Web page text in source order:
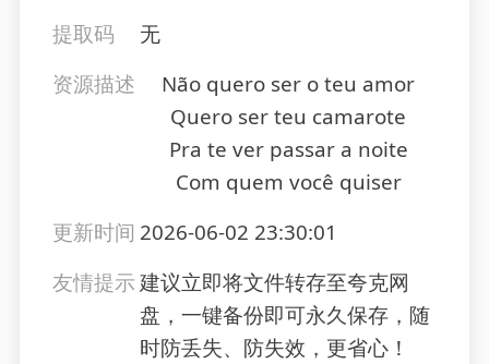
提取码
无
资源描述
Não quero ser o teu amor
Quero ser teu camarote
Pra te ver passar a noite
Com quem você quiser
更新时间 2026-06-02 23:30:01
友情提示建议立即将文件转存至夸克网
盘，一键备份即可永久保存，随
时防丢失、防失效，更省心！